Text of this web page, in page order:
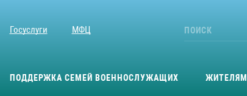
Госуслуги МФЦ
ПОДДЕРЖКА СЕМЕЙ ВОЕННОСЛУЖАЩИХ ЖИТЕЛЯМ